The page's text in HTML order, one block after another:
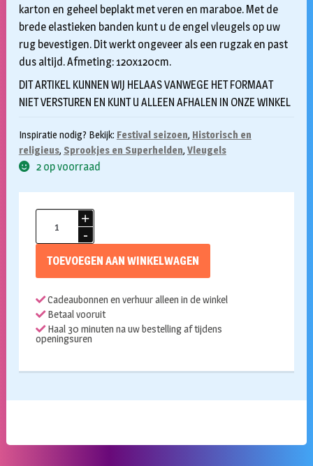
karton en geheel beplakt met veren en maraboe. Met de
brede elastieken banden kunt u de engel vleugels op uw
rug bevestigen. Dit werkt ongeveer als een rugzak en past
dus altijd. Afmeting: 120x120cm.
DIT ARTIKEL KUNNEN WIJ HELAAS VANWEGE HET FORMAAT
NIET VERSTUREN EN KUNT U ALLEEN AFHALEN IN ONZE WINKEL
Inspiratie nodig? Bekijk: Festival seizoen, Historisch en
religieus, Sprookjes en Superhelden, Vleugels
2 op voorraad
Engelenvleugels
ALLEEN
AFHALEN
IN
WINKEL
TOEVOEGEN AAN WINKELWAGEN
Cadeaubonnen en verhuur alleen in de winkel
Betaal vooruit
Haal 30 minuten na uw bestelling af tijdens
openingsuren